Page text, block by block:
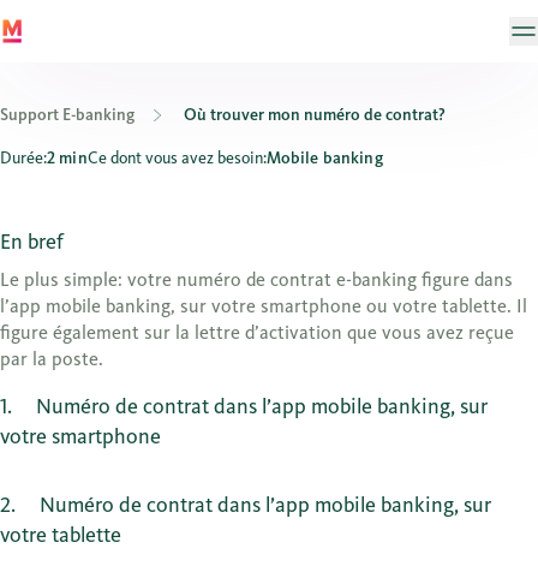
Support E-banking Où trouver mon numéro de contrat?
Où trouver mon numéro de contrat?
Durée:2 minCe dont vous avez besoin:Mobile banking
En bref
Le plus simple: votre numéro de contrat e-banking figure dans
l’app mobile banking, sur votre smartphone ou votre tablette. Il
figure également sur la lettre d’activation que vous avez reçue
par la poste.
1
Numéro de contrat dans l’app mobile banking, sur
votre smartphone
2
Numéro de contrat dans l’app mobile banking, sur
votre tablette